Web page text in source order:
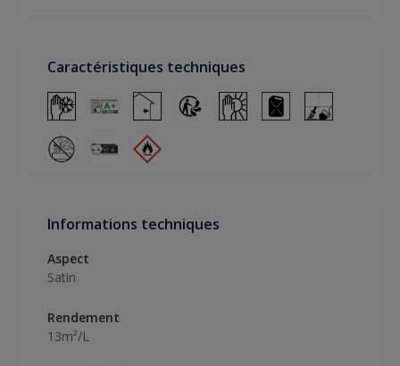
Caractéristiques techniques
Informations techniques
Aspect
Satin
Rendement
13m²/L